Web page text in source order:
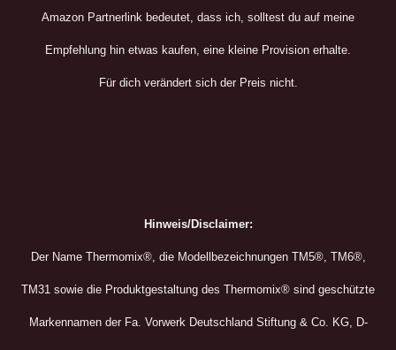
Amazon Partnerlink bedeutet, dass ich, solltest du auf meine
Empfehlung hin etwas kaufen, eine kleine Provision erhalte.
Für dich verändert sich der Preis nicht.
Hinweis/Disclaimer:
Der Name Thermomix®, die Modellbezeichnungen TM5®, TM6®,
TM31 sowie die Produktgestaltung des Thermomix® sind geschützte
Markennamen der Fa. Vorwerk Deutschland Stiftung & Co. KG, D-